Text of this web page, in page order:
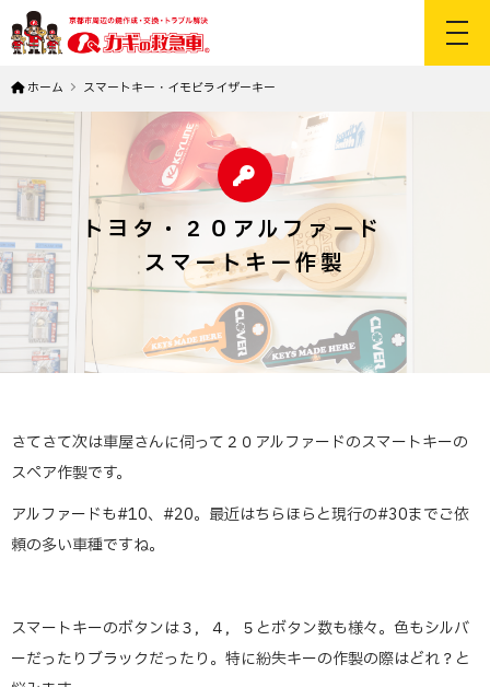
ホーム スマートキー・イモビライザーキー
トヨタ・２０アルファード
スマートキー作製
さてさて次は車屋さんに伺って２０アルファードのスマートキーの
スペア作製です。
アルファードも#10、#20。最近はちらほらと現行の#30までご依
頼の多い車種ですね。
スマートキーのボタンは３，４，５とボタン数も様々。色もシルバ
ーだったりブラックだったり。特に紛失キーの作製の際はどれ？と